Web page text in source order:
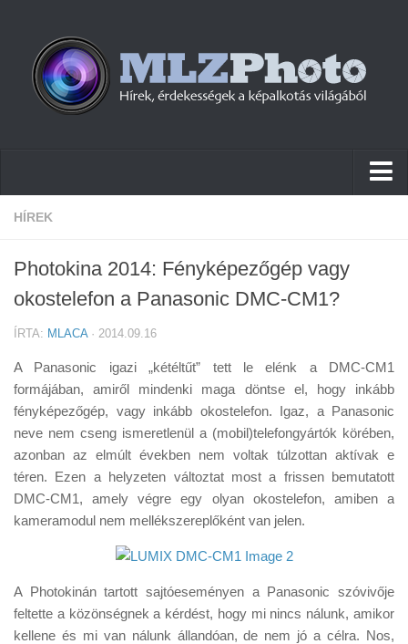
Hírek
Cikkek
Tudástár
Tanácsok
Érdekességek
Helyszíni Riport
E-BB
HÍREK
Photokina 2014: Fényképezőgép vagy
okostelefon a Panasonic DMC-CM1?
ÍRTA: MLACA· 2014.09.16
A Panasonic igazi „kétéltűt” tett le elénk a DMC-CM1
formájában, amiről mindenki maga döntse el, hogy inkább
fényképezőgép, vagy inkább okostelefon. Igaz, a Panasonic
neve nem cseng ismeretlenül a (mobil)telefongyártók körében,
azonban az elmúlt években nem voltak túlzottan aktívak e
téren. Ezen a helyzeten változtat most a frissen bemutatott
DMC-CM1, amely végre egy olyan okostelefon, amiben a
kameramodul nem mellékszereplőként van jelen.
A Photokinán tartott sajtóeseményen a Panasonic szóvivője
feltette a közönségnek a kérdést, hogy mi nincs nálunk, amikor
kellene és mi van nálunk állandóan, de nem jó a célra. Nos,